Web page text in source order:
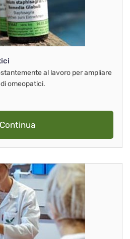
al lavoro per ampliare
omeopatici.
Continua